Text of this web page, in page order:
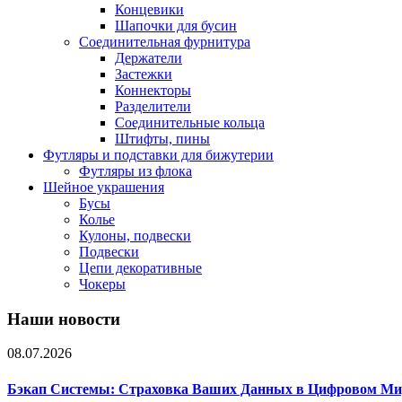
Концевики
Шапочки для бусин
Соединительная фурнитура
Держатели
Застежки
Коннекторы
Разделители
Соединительные кольца
Штифты, пины
Футляры и подставки для бижутерии
Футляры из флока
Шейное украшения
Бусы
Колье
Кулоны, подвески
Подвески
Цепи декоративные
Чокеры
Наши новости
08.07.2026
Бэкап Системы: Страховка Ваших Данных в Цифровом